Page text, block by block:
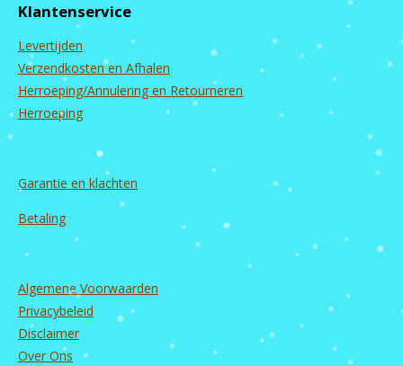
o
k
g
a
m
b
Klantenservice
Levertijden
Verzendkosten en Afhalen
Herroeping/Annulering en Retourneren
Herroeping
Garantie en klachten
Betaling
Algemene Voorwaarden
Privacybeleid
Disclaimer
Over Ons